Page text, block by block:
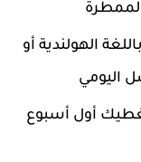
الهولندية أو
اليومي
أول أسبوع